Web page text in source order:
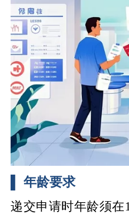
▌ 年龄要求
递交申请时年龄须在